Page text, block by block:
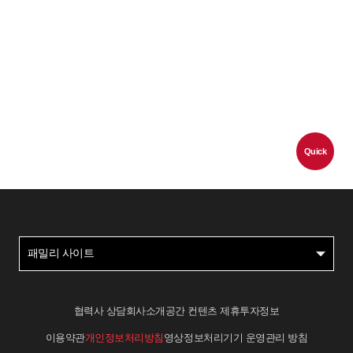
Quick
패밀리 사이트
협력사 상담회사소개 공간 컨텐츠 제휴투자정보
이용약관개인정보처리방침 영상정보처리기기 운영관리 방침